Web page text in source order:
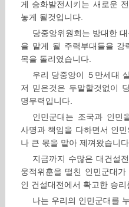
게 승화발전시키는 새로운
놓게 될것입니다.
당중앙위원회는 방대한
을 맡게 될 주력부대들을 강
목을 돌리였습니다.
우리 당중앙이 ５만세대
저 믿은것은 두말할것없이
명무력입니다.
인민군대는 조국과 인민
사명과 책임을 다하면서 인
나 큰 몫을 맡아 제껴왔습니다.
지금까지 수많은 대건설
웅적위훈을 떨친 인민군대
인 건설대전에서 확고한 승리
나는 우리의 인민군대를